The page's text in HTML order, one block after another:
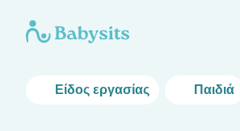
Είδος εργασίας Παιδιά